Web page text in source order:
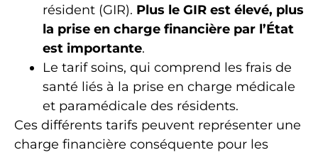
résident (GIR). Plus le GIR est élevé, plus
la prise en charge financière par l’État
est importante.
Le tarif soins, qui comprend les frais de
santé liés à la prise en charge médicale
et paramédicale des résidents.
Ces différents tarifs peuvent représenter une
charge financière conséquente pour les